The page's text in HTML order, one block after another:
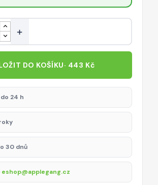
+
DO KOŠÍKU· 443 Kč
do 24 h
30 dnů
eshop@applegang.cz